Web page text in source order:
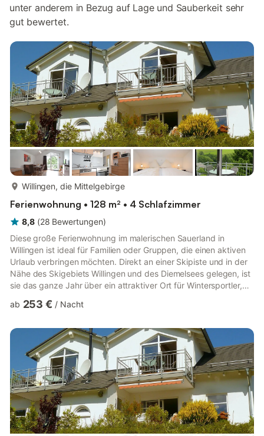
unter anderem in Bezug auf Lage und Sauberkeit sehr
gut bewertet.
Willingen, die Mittelgebirge
Ferienwohnung • 128 m² • 4 Schlafzimmer
8,8 (28 Bewertungen)
Diese große Ferienwohnung im malerischen Sauerland in
Willingen ist ideal für Familien oder Gruppen, die einen aktiven
Urlaub verbringen möchten. Direkt an einer Skipiste und in der
Nähe des Skigebiets Willingen und des Diemelsees gelegen, ist
sie das ganze Jahr über ein attraktiver Ort für Wintersportler,
bis zu neun Gäste bietet die Unterkunft zwei separate
Familien, die gemeinsam Urlaub machen und dennoch ihre
Privatsphäre wahren möchten. Obwohl die Wohnungen
getrennt ...
ab 253 € / Nacht